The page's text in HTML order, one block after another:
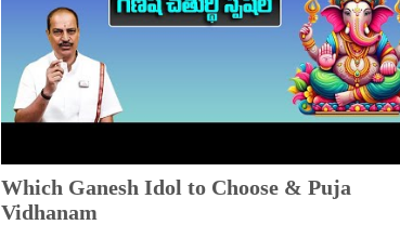
Which Ganesh Idol to Choose & Puja
Vidhanam